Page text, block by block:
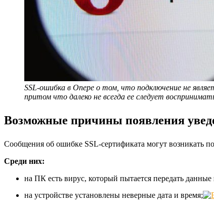
SSL-ошибка в Опере о том, что подключение не
притом что далеко не всегда ее следует
Возможные причины появления
Сообщения об ошибке SSL-сертификата могут возникать
Среди них:
на ПК есть вирус, который пытается передать данные
на устройстве установлены неверные дата и время;